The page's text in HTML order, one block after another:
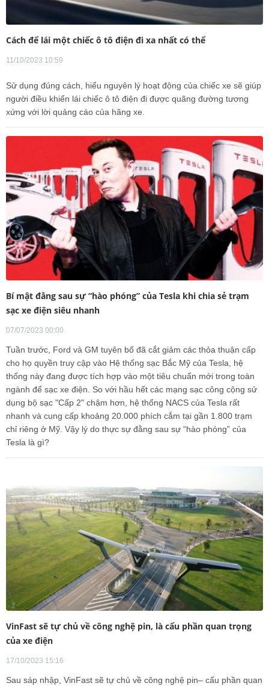
Cách để lái một chiếc ô tô điện đi xa nhất có thể
11/10/2023 10:59
Sử dụng đúng cách, hiểu nguyên lý hoạt động của chiếc xe sẽ giúp
người điều khiển lái chiếc ô tô điện đi được quãng đường tương
xứng với lời quảng cáo của hãng xe.
Bí mật đằng sau sự “hào phóng” của Tesla khi chia sẻ trạm
sạc xe điện siêu nhanh
07/07/2023 00:00
Tuần trước, Ford và GM tuyên bố đã cắt giảm các thỏa thuận cấp
cho họ quyền truy cập vào Hệ thống sạc Bắc Mỹ của Tesla, hệ
thống này đang được tích hợp vào một tiêu chuẩn mới trong toàn
ngành để sạc xe điện. So với hầu hết các mạng sạc công cộng sử
dụng bộ sạc "Cấp 2" chậm hơn, hệ thống NACS của Tesla rất
nhanh và cung cấp khoảng 20.000 phích cắm tại gần 1.800 trạm
chỉ riêng ở Mỹ. Vậy lý do thực sự đằng sau sự “hào phóng” của
Tesla là gì?
VinFast sẽ tự chủ về công nghệ pin, là cấu phần quan trọng
của xe điện
17/10/2023 15:16
Sau sáp nhập, VinFast sẽ tự chủ về công nghệ pin– cấu phần quan